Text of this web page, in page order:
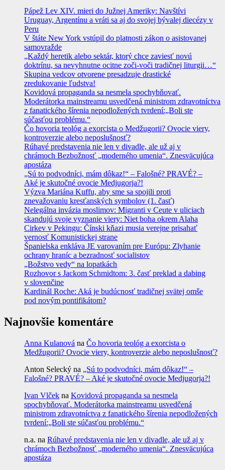
Pápež Lev XIV. mieri do Južnej Ameriky: Navštívi
Uruguay, Argentínu a vráti sa aj do svojej bývalej diecézy v
Peru
V štáte New York vstúpil do platnosti zákon o asistovanej
samovražde
„Každý heretik alebo sektár, ktorý chce zaviesť novú
doktrínu, sa nevyhnutne ocitne zoči-voči tradičnej liturgii…“
Skupina vedcov otvorene presadzuje drastické
zredukovanie ľudstva!
Kovidová propaganda sa nesmela spochybňovať.
Moderátorka mainstreamu usvedčená ministrom zdravotníctva
z fanatického šírenia nepodložených tvrdení:„Boli ste
súčasťou problému.“
Čo hovoria teológ a exorcista o Medžugorii? Ovocie viery,
kontroverzie alebo neposlušnosť?
Rúhavé predstavenia nie len v divadle, ale už aj v
chrámoch Bezbožnosť „moderného umenia“. Znesväcujúca
apostáza
„Sú to podvodníci, mám dôkaz!“ – Falošné? PRAVÉ? –
Aké je skutočné ovocie Medjugorja?!
Výzva Mariána Kuffu, aby sme sa spojili proti
znevažovaniu kresťanských symbolov (1. časť)
Nelegálna invázia moslimov: Migranti v Ceute v uliciach
skandujú svoje vyznanie viery: Niet boha okrem Alaha
Cirkev v Pekingu: Čínski kňazi musia verejne prisahať
vernosť Komunistickej strane
Španielska enkláva JE varovaním pre Európu: Zlyhanie
ochrany hraníc a bezradnosť socialistov
„Božstvo vedy“ na lopatkách
Rozhovor s Jackom Schmidtom: 3. časť preklad a dabing
v slovenčine
Kardinál Roche: Aká je budúcnosť tradičnej svätej omše
pod novým pontifikátom?
Najnovšie komentáre
Anna Kulanová na Čo hovoria teológ a exorcista o
Medžugorii? Ovocie viery, kontroverzie alebo neposlušnosť?
Anton Selecký na „Sú to podvodníci, mám dôkaz!“ –
Falošné? PRAVÉ? – Aké je skutočné ovocie Medjugorja?!
Ivan Vlček na Kovidová propaganda sa nesmela
spochybňovať. Moderátorka mainstreamu usvedčená
ministrom zdravotníctva z fanatického šírenia nepodložených
tvrdení:„Boli ste súčasťou problému.“
n.a. na Rúhavé predstavenia nie len v divadle, ale už aj v
chrámoch Bezbožnosť „moderného umenia“. Znesväcujúca
apostáza